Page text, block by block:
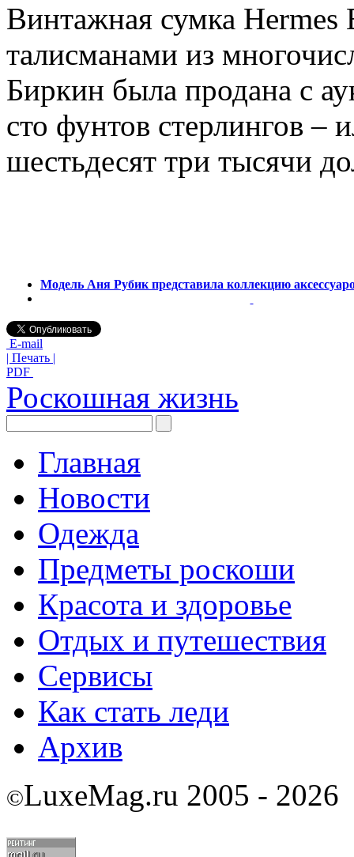
Винтажная сумка
талисманами из
Биркин была продана с
сто фунтов стерлингов –
шестьдесят три тысячи
Модель Аня Рубик представила коллекцию
E-mail
| Печать |
PDF
Роскошная жизнь
Главная
Новости
Одежда
Предметы роскоши
Красота и здоровье
Отдых и путешествия
Сервисы
Как стать леди
Архив
©LuxeMag.ru 2005 - 2026